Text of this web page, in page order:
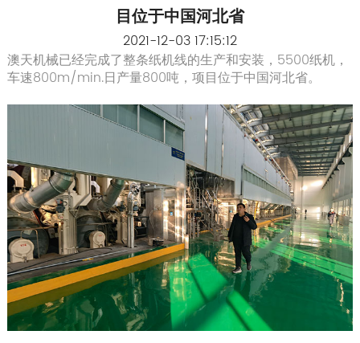
目位于中国河北省
2021-12-03 17:15:12
澳天机械已经完成了整条纸机线的生产和安装，5500纸机，
车速800m/min.日产量800吨，项目位于中国河北省。